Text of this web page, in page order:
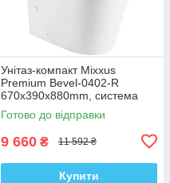
Унітаз-компакт Mixxus
Premium Bevel-0402-R
670x390x880mm, система
змиву RIMLESS (MP6474)
Готово до відправки
9 660 ₴ 11 592 ₴
Купити